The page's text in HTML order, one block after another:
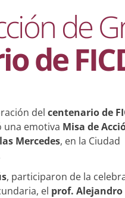
de
de
del centenario de
una emotiva Misa de
Mercedes, en la Ciudad
, participaron de la
el prof. Alejandro